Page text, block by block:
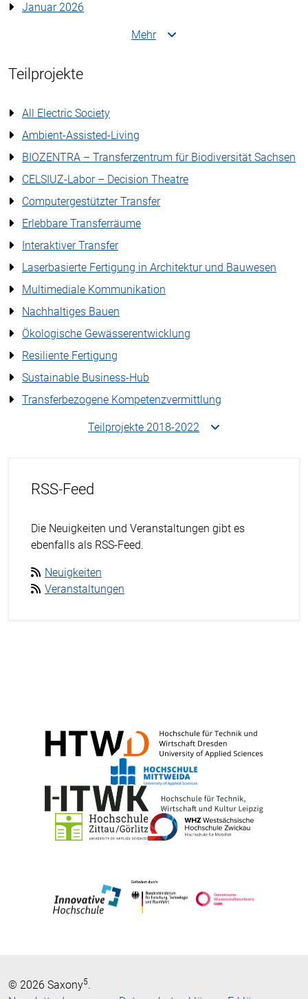
Januar 2026
Mehr
Teilprojekte
All Electric Society
Ambient-Assisted-Living
BIOZENTRA – Transferzentrum für Biodiversität Sachsen
CELSIUZ-Labor – Decision Theatre
Computergestützter Transfer
Erlebbare Transferräume
Interaktiver Transfer
Laserbasierte Fertigung in Architektur und Bauwesen
Multimediale Kommunikation
Nachhaltiges Bauen
Ökologische Gewässerentwicklung
Resiliente Fertigung
Sustainable Business-Hub
Transferbezogene Kompetenzvermittlung
Teilprojekte 2018-2022
RSS-Feed
Die Neuigkeiten und Veranstaltungen gibt es
ebenfalls als RSS-Feed.
Neuigkeiten
Veranstaltungen
© 2026 Saxony5.